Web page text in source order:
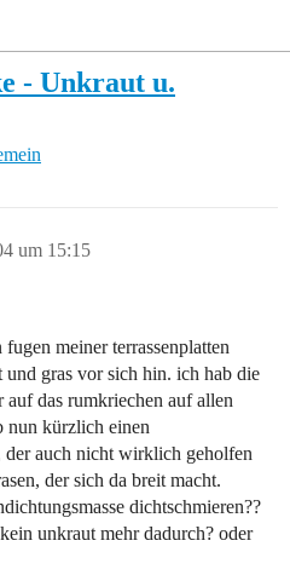
- Unkraut u.
um 15:15
meiner terrassenplatten
gras vor sich hin. ich hab die
das rumkriechen auf allen
nun kürzlich einen
auch nicht wirklich geholfen
der sich da breit macht.
dichtschmieren??
unkraut mehr dadurch? oder